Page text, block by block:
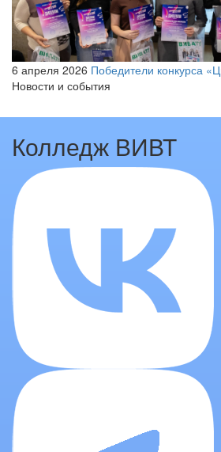
6 апреля 2026 Победители конкурса
Новости и события
Колледж ВИВТ